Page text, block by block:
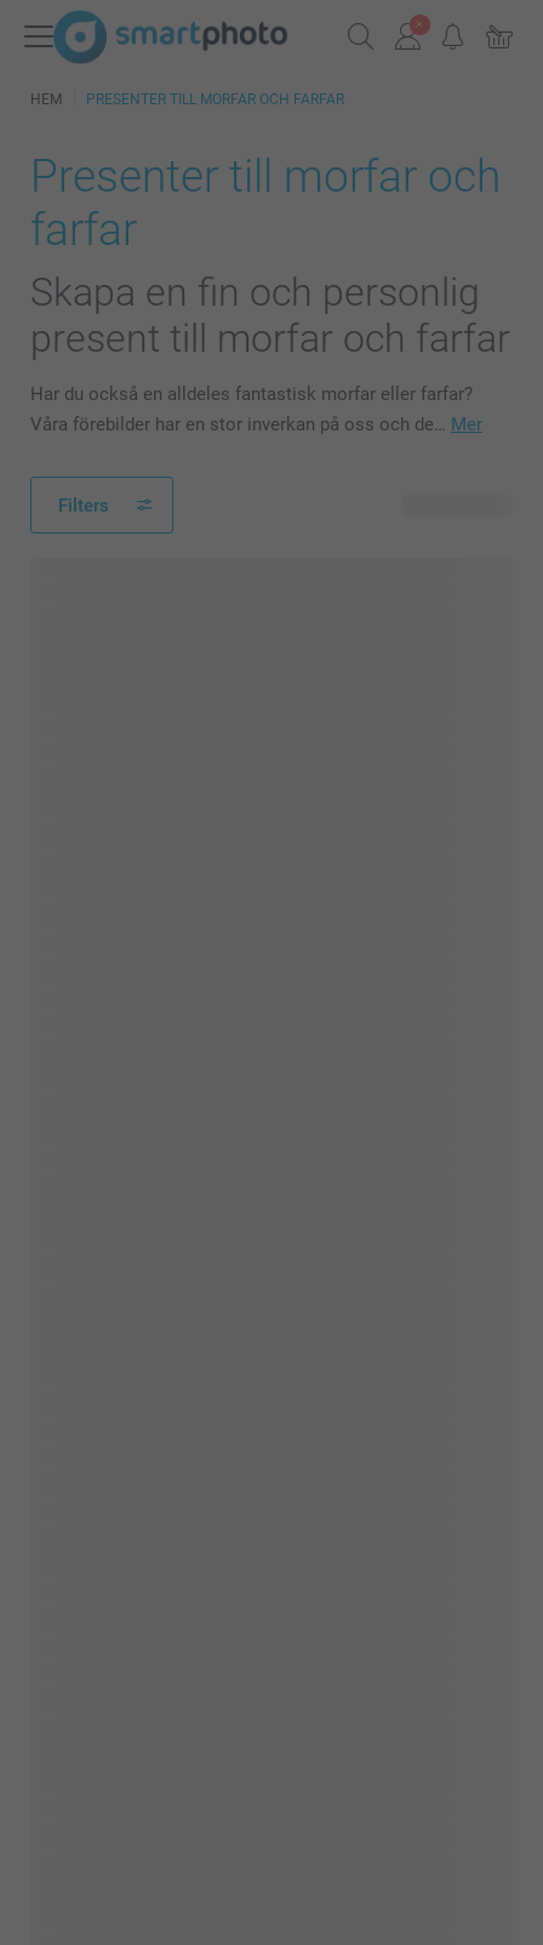
HEM PRESENTER TILL MORFAR OCH FARFAR
Presenter till morfar och
farfar
Skapa en fin och personlig
present till morfar och farfar
Har du också en alldeles fantastisk morfar eller farfar?
Våra förebilder har en stor inverkan på oss och de… Mer
Filters